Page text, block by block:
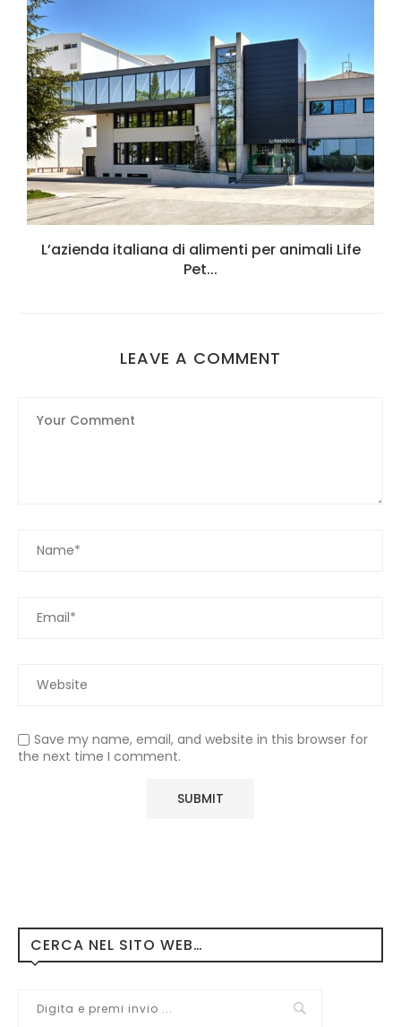
L’azienda italiana di alimenti per animali Life
Pet...
LEAVE A COMMENT
Save my name, email, and website in this browser for
the next time I comment.
CERCA NEL SITO WEB…